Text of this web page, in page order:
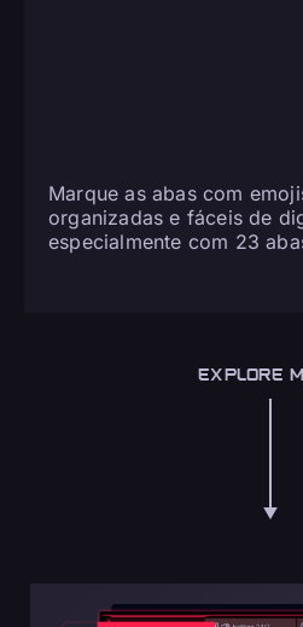
Marque as abas com
organizadas e fáceis de
especialmente com 23
EXPLORE